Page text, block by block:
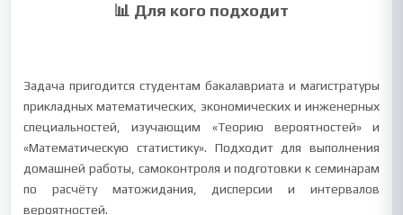
📊 Для кого подходит
Задача пригодится студентам бакалавриата и магистратуры
прикладных математических, экономических и инженерных
специальностей, изучающим «Теорию вероятностей» и
«Математическую статистику». Подходит для выполнения
домашней работы, самоконтроля и подготовки к семинарам
по расчёту матожидания, дисперсии и интервалов
вероятностей.